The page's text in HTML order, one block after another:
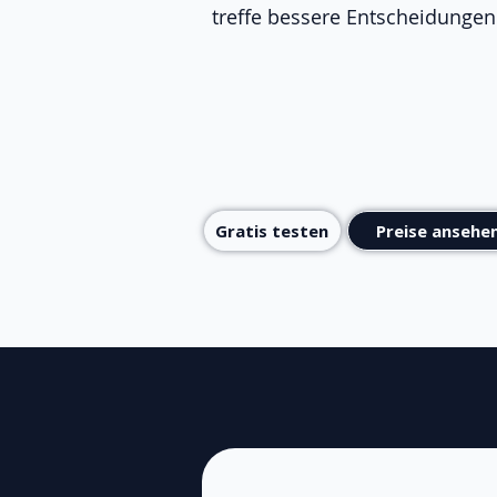
treffe bessere
Gratis testen Preise